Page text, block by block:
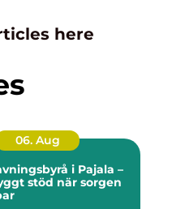
here
06. Aug
i Pajala –
stöd när sorgen